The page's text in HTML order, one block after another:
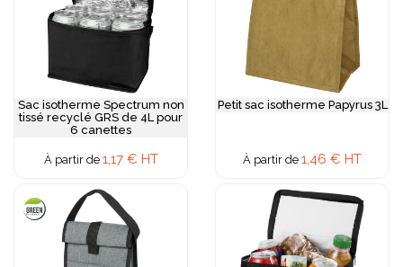
Sac isotherme Spectrum non
tissé recyclé GRS de 4L pour
6 canettes
À partir de 1,17 € HT
Petit sac isotherme Papyrus 3L
À partir de 1,46 € HT